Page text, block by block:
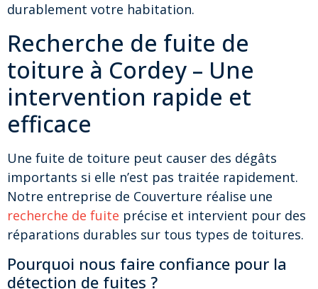
durablement votre habitation.
Recherche de fuite de
toiture à Cordey – Une
intervention rapide et
efficace
Une fuite de toiture peut causer des dégâts
importants si elle n’est pas traitée rapidement.
Notre entreprise de Couverture réalise une
recherche de fuite précise et intervient pour des
réparations durables sur tous types de toitures.
Pourquoi nous faire confiance pour la
détection de fuites ?